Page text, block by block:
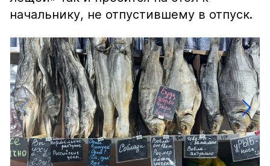
начальнику, не отпустившему в отпуск.